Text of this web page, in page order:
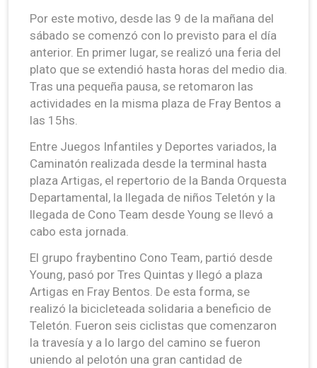
Por este motivo, desde las 9 de la mañana del
sábado se comenzó con lo previsto para el día
anterior. En primer lugar, se realizó una feria del
plato que se extendió hasta horas del medio dia.
Tras una pequeña pausa, se retomaron las
actividades en la misma plaza de Fray Bentos a
las 15hs.
Entre Juegos Infantiles y Deportes variados, la
Caminatón realizada desde la terminal hasta
plaza Artigas, el repertorio de la Banda Orquesta
Departamental, la llegada de niños Teletón y la
llegada de Cono Team desde Young se llevó a
cabo esta jornada.
El grupo fraybentino Cono Team, partió desde
Young, pasó por Tres Quintas y llegó a plaza
Artigas en Fray Bentos. De esta forma, se
realizó la bicicleteada solidaria a beneficio de
Teletón. Fueron seis ciclistas que comenzaron
la travesía y a lo largo del camino se fueron
uniendo al pelotón una gran cantidad de